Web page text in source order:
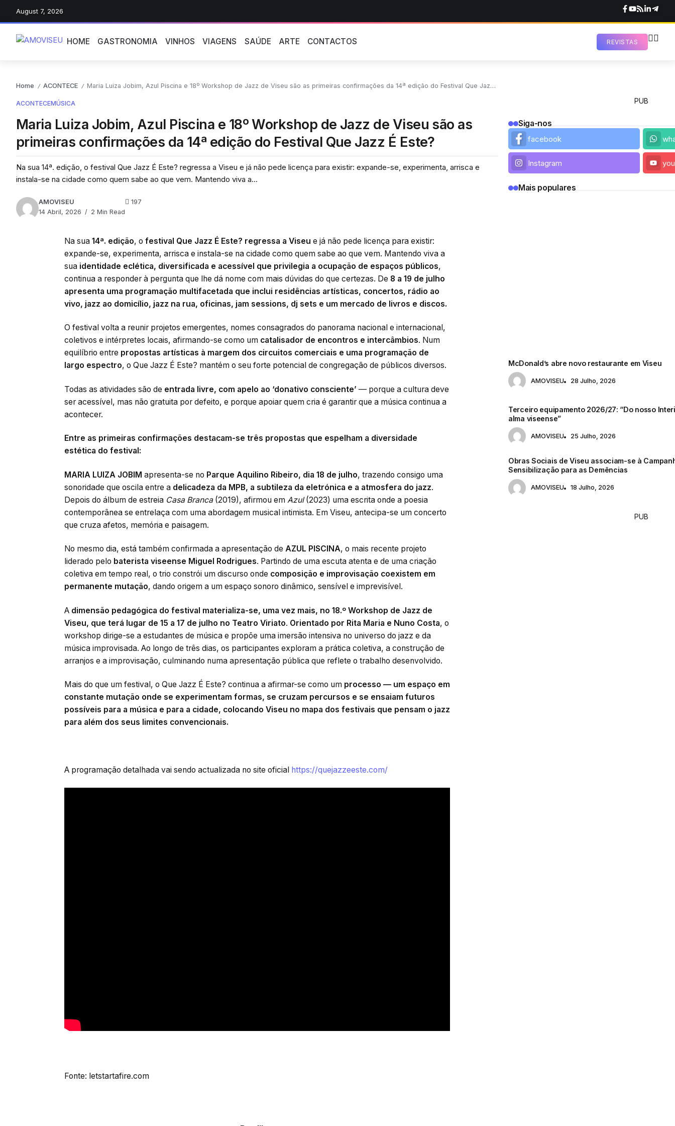
August 7, 2026
HOME GASTRONOMIA VINHOS VIAGENS SAÚDE ARTE CONTACTOS REVISTAS
Home / ACONTECE / Maria Luiza Jobim, Azul Piscina e 18º Workshop de Jazz de Viseu são as primeiras confirmações da 14ª edição do Festival Que Jazz É Este?
ACONTECEMÚSICA
Maria Luiza Jobim, Azul Piscina e 18º Workshop de Jazz de Viseu são as
primeiras confirmações da 14ª edição do Festival Que Jazz É Este?
Na sua 14ª. edição, o festival Que Jazz É Este? regressa a Viseu e já não pede licença para existir: expande-se, experimenta, arrisca e
instala-se na cidade como quem sabe ao que vem. Mantendo viva a...
AMOVISEU
14 Abril, 2026
2 Min Read
197
Na sua 14ª. edição, o festival Que Jazz É Este? regressa a Viseu e já não pede licença para existir:
expande-se, experimenta, arrisca e instala-se na cidade como quem sabe ao que vem. Mantendo viva a
sua identidade eclética, diversificada e acessível que privilegia a ocupação de espaços públicos,
continua a responder à pergunta que lhe dá nome com mais dúvidas do que certezas. De 8 a 19 de julho
apresenta uma programação multifacetada que inclui residências artísticas, concertos, rádio ao
vivo, jazz ao domicílio, jazz na rua, oficinas, jam sessions, dj sets e um mercado de livros e discos.
O festival volta a reunir projetos emergentes, nomes consagrados do panorama nacional e internacional,
coletivos e intérpretes locais, afirmando-se como um catalisador de encontros e intercâmbios. Num
equilíbrio entre propostas artísticas à margem dos circuitos comerciais e uma programação de
largo espectro, o Que Jazz É Este? mantém o seu forte potencial de congregação de públicos diversos.
Todas as atividades são de entrada livre, com apelo ao ‘donativo consciente’ — porque a cultura deve
ser acessível, mas não gratuita por defeito, e porque apoiar quem cria é garantir que a música continua a
acontecer.
Entre as primeiras confirmações destacam-se três propostas que espelham a diversidade
estética do festival:
MARIA LUIZA JOBIM apresenta-se no Parque Aquilino Ribeiro, dia 18 de julho, trazendo consigo uma
sonoridade que oscila entre a delicadeza da MPB, a subtileza da eletrónica e a atmosfera do jazz.
Depois do álbum de estreia Casa Branca(2019), afirmou em Azul(2023) uma escrita onde a poesia
contemporânea se entrelaça com uma abordagem musical intimista. Em Viseu, antecipa-se um concerto
que cruza afetos, memória e paisagem.
No mesmo dia, está também confirmada a apresentação de AZUL PISCINA, o mais recente projeto
liderado pelo baterista viseense Miguel Rodrigues. Partindo de uma escuta atenta e de uma criação
coletiva em tempo real, o trio constrói um discurso onde composição e improvisação coexistem em
permanente mutação, dando origem a um espaço sonoro dinâmico, sensível e imprevisível.
A dimensão pedagógica do festival materializa-se, uma vez mais, no 18.º Workshop de Jazz de
Viseu, que terá lugar de 15 a 17 de julho no Teatro Viriato. Orientado por Rita Maria e Nuno Costa, o
workshop dirige-se a estudantes de música e propõe uma imersão intensiva no universo do jazz e da
música improvisada. Ao longo de três dias, os participantes exploram a prática coletiva, a construção de
arranjos e a improvisação, culminando numa apresentação pública que reflete o trabalho desenvolvido.
Mais do que um festival, o Que Jazz É Este? continua a afirmar-se como um processo — um espaço em
constante mutação onde se experimentam formas, se cruzam percursos e se ensaiam futuros
possíveis para a música e para a cidade, colocando Viseu no mapa dos festivais que pensam o jazz
para além dos seus limites convencionais.
A programação detalhada vai sendo actualizada no site oficial https://quejazzeeste.com/
Fonte: letstartafire.com
PUB
Siga-nos
facebook
Instagram
Mais populares
McDonald’s abre novo restaurante em Viseu
AMOVISEU 28 Julho, 2026
Terceiro equipamento 2026/27: “Do nosso
alma viseense”
AMOVISEU 25 Julho, 2026
Obras Sociais de Viseu associam-se à
Sensibilização para as Demências
AMOVISEU 18 Julho, 2026
PUB